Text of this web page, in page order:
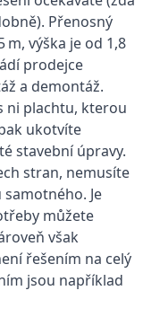
Přenosný
m, výška je od 1,8
prodejce
a demontáž.
ni plachtu, kterou
ukotvíte
stavební úpravy.
stran, nemusíte
Je
můžete
však
řešením na celý
jsou například